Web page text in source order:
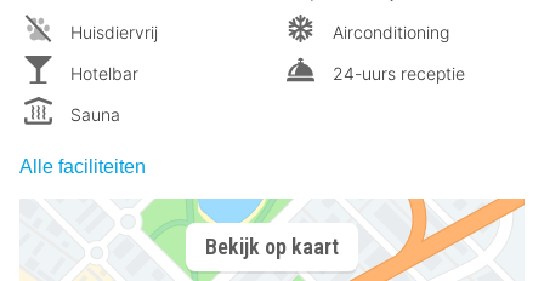
Huisdiervrij
Hotelbar
Sauna
Airconditioning
24-uurs receptie
Alle faciliteiten
Bekijk op kaart